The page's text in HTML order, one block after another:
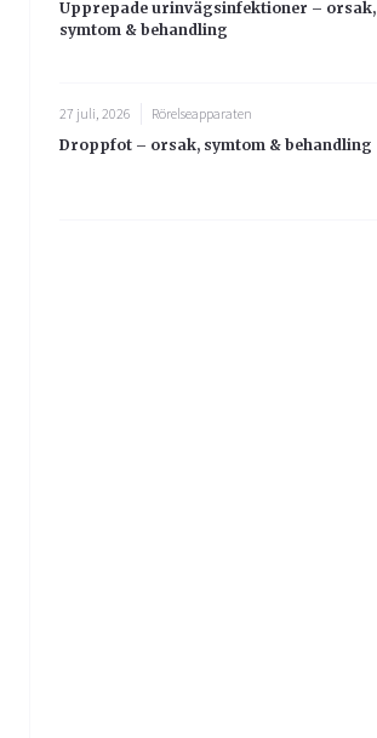
Upprepade urinvägsinfektioner – orsak,
symtom & behandling
27 juli, 2026
Rörelseapparaten
Droppfot – orsak, symtom & behandling